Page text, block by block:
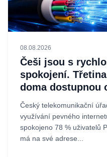
08.08.2026
Češi jsou s
spokojení.
doma dostupnou
Český telekomunikační
využívání pevného
spokojeno 78 % uživatelů
má na své adrese...